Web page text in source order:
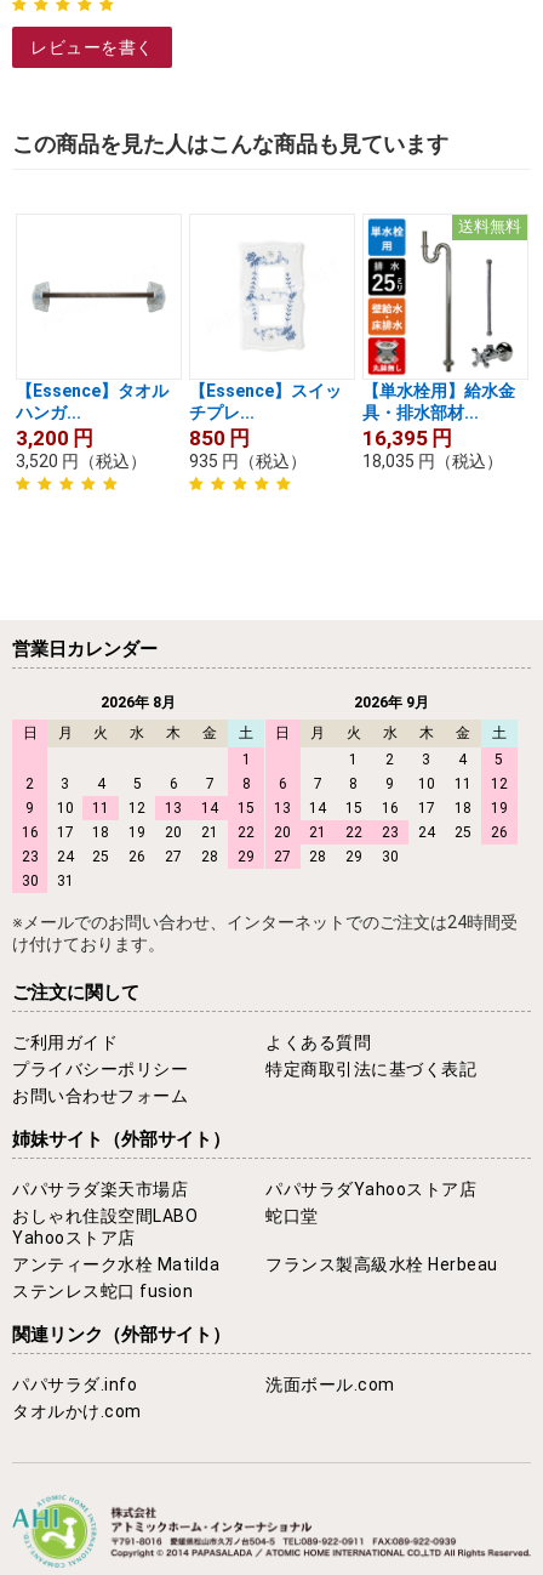
レビューを書く
この商品を見た人はこんな商品も見ています
【Essence】タオル
ハンガ...
3,200 円
3,520 円 （税込）
【Essence】スイッ
チプレ...
850 円
935 円 （税込）
送料無料
【単水栓用】給水金
具・排水部材...
16,395 円
18,035 円 （税込）
営業日カレンダー
2026年 8月
日
月 火 水 木 金
土
1
2
3 4 5 6 7
8
9
10 11 12 13 14
15
16
17 18 19 20 21
22
23
24 25 26 27 28
29
30
31
2026年 9月
日
月 火 水 木 金
土
1
2 3 4
5
6
7 8 9 10 11
12
13
14 15 16 17 18
19
20
21 22 23 24 25
26
27
28 29 30
※メールでのお問い合わせ、インターネットでのご注文は24時間受
け付けております。
ご注文に関して
ご利用ガイド
よくある質問
プライバシーポリシー
特定商取引法に基づく表記
お問い合わせフォーム
姉妹サイト （外部サイト）
パパサラダ楽天市場店
パパサラダYahooストア店
おしゃれ住設空間LABO
Yahooストア店
蛇口堂
アンティーク水栓 Matilda
フランス製高級水栓 Herbeau
ステンレス蛇口 fusion
関連リンク （外部サイト）
パパサラダ.info
洗面ボール.com
タオルかけ.com